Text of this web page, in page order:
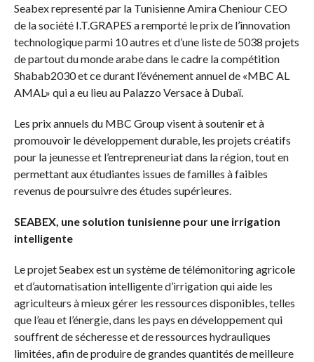
Seabex representé par la Tunisienne Amira Cheniour CEO
de la société I.T.GRAPES a remporté le prix de l’innovation
technologique parmi 10 autres et d’une liste de 5038 projets
de partout du monde arabe dans le cadre la compétition
Shabab2030 et ce durant l’événement annuel de «MBC AL
AMAL» qui a eu lieu au Palazzo Versace à Dubaï.
Les prix annuels du MBC Group visent à soutenir et à
promouvoir le développement durable, les projets créatifs
pour la jeunesse et l’entrepreneuriat dans la région, tout en
permettant aux étudiantes issues de familles à faibles
revenus de poursuivre des études supérieures.
SEABEX, une solution tunisienne pour une irrigation
intelligente
Le projet Seabex est un système de télémonitoring agricole
et d’automatisation intelligente d’irrigation qui aide les
agriculteurs à mieux gérer les ressources disponibles, telles
que l’eau et l’énergie, dans les pays en développement qui
souffrent de sécheresse et de ressources hydrauliques
limitées, afin de produire de grandes quantités de meilleure